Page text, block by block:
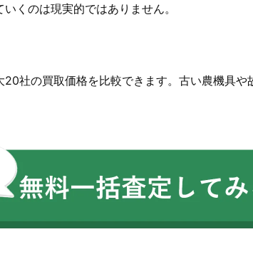
くのは現実的ではありません。
社の買取価格を比較できます。古い農機具